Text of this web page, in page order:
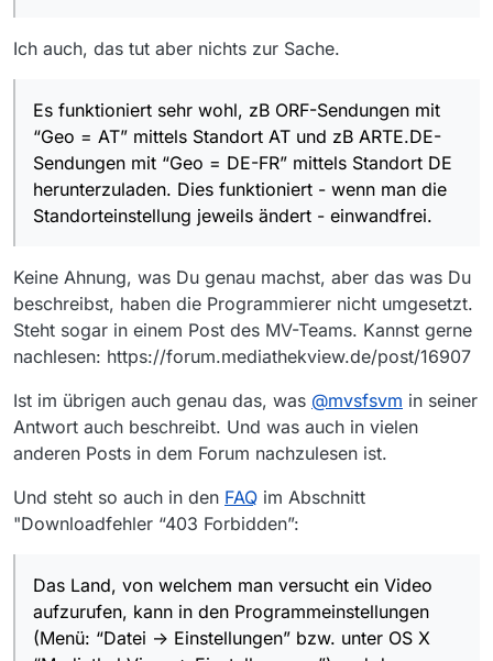
Ich auch, das tut aber nichts zur Sache.
Es funktioniert sehr wohl, zB ORF-Sendungen mit
“Geo = AT” mittels Standort AT und zB ARTE.DE-
Sendungen mit “Geo = DE-FR” mittels Standort DE
herunterzuladen. Dies funktioniert - wenn man die
Standorteinstellung jeweils ändert - einwandfrei.
Keine Ahnung, was Du genau machst, aber das was Du
beschreibst, haben die Programmierer nicht umgesetzt.
Steht sogar in einem Post des MV-Teams. Kannst gerne
nachlesen: https://forum.mediathekview.de/post/16907
Ist im übrigen auch genau das, was @mvsfsvm in seiner
Antwort auch beschreibt. Und was auch in vielen
anderen Posts in dem Forum nachzulesen ist.
Und steht so auch in den FAQ im Abschnitt
"Downloadfehler “403 Forbidden”:
Das Land, von welchem man versucht ein Video
aufzurufen, kann in den Programmeinstellungen
(Menü: “Datei -> Einstellungen” bzw. unter OS X